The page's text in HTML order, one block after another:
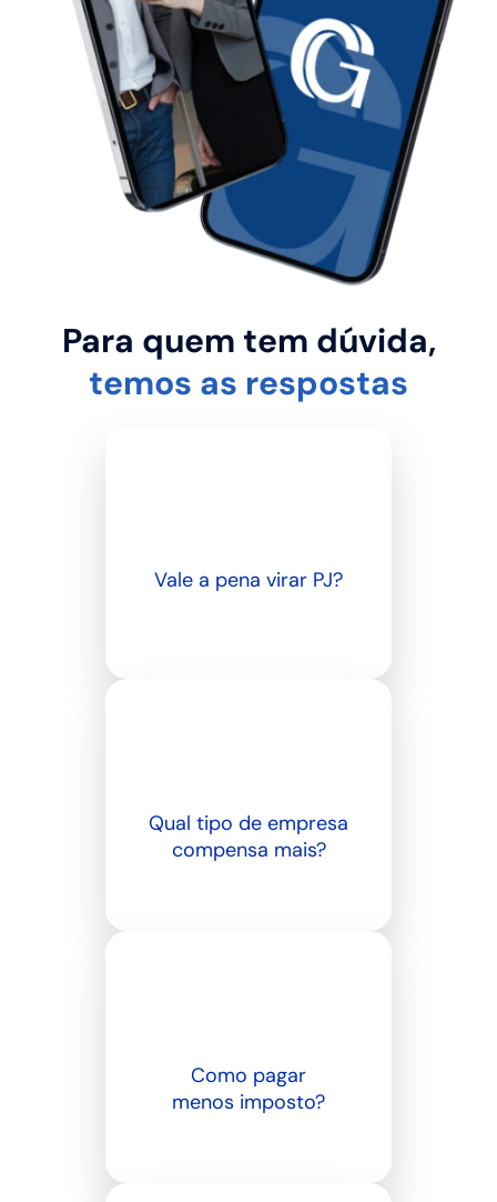
Para quem tem dúvida,
temos as respostas
Vale a pena virar PJ?
Qual tipo de empresa
compensa mais?
Como pagar
menos imposto?